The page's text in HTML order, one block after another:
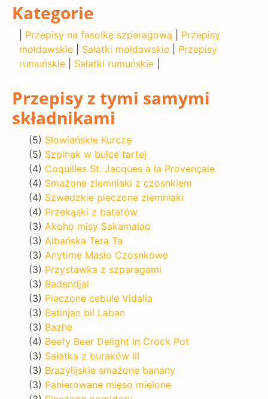
Kategorie
Przepisy na fasolkę szparagową
Przepisy
mołdawskie
Sałatki mołdawskie
Przepisy
rumuńskie
Sałatki rumuńskie
Przepisy z tymi samymi
składnikami
(5) Słowiańskie Kurczę
(5) Szpinak w bułce tartej
(4) Coquilles St. Jacques à la Provençale
(4) Smażone ziemniaki z czosnkiem
(4) Szwedzkie pieczone ziemniaki
(4) Przekąski z batatów
(3) Akoho misy Sakamalao
(3) Albańska Tera Ta
(3) Anytime Masło Czosnkowe
(3) Przystawka z szparagami
(3) Badendjal
(3) Pieczone cebule Vidalia
(3) Batinjan bil Laban
(3) Bazhe
(4) Beefy Beer Delight in Crock Pot
(3) Sałatka z buraków III
(3) Brazylijskie smażone banany
(3) Panierowane mięso mielone